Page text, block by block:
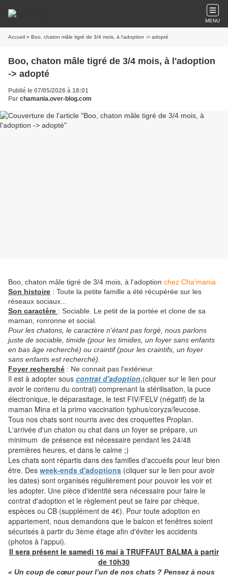
MENU
Accueil » Boo, chaton mâle tigré de 3/4 mois, à l'adoption -> adopté
Boo, chaton mâle tigré de 3/4 mois, à l'adoption
-> adopté
Publié le 07/05/2026 à 18:01
Par chamania.over-blog.com
Boo, chaton mâle tigré de 3/4 mois, à l'adoption chez Cha'mania
Son histoire : Toute la petite famille a été récupérée sur les
réseaux sociaux...
Son caractère : Sociable. Le petit de la portée et clone de sa
maman, ronronne et social.
Pour les chatons, le caractère n'étant pas forgé, nous parlons
juste de sociable, timide (pour les timides, un foyer sans enfants
en bas âge recherché) ou craintif (pour les craintifs, un foyer
sans enfants est recherché).
Foyer recherché : Ne connait pas l'extérieur.
Il est à adopter sous contrat d'adoption,(cliquer sur le lien pour
avoir le contenu du contrat) comprenant la stérilisation, la puce
électronique, le déparasitage, le test FIV/FELV (négatif) de la
maman Mina et la primo vaccination typhus/coryza/leucose.
Tous nos chats sont nourris avec des croquettes Proplan.
L'arrivée d'un chaton ou chat dans un foyer se prépare, un
minimum de présence est nécessaire pendant les 24/48
premières heures, et dans le calme ;)
Les chats sont répartis dans des familles d'accueils pour leur bien
être. Des week-ends d'adoptions (cliquer sur le lien pour avoir
les dates) sont organisés régulièrement pour pouvoir les voir et
les adopter. Une pièce d'identité sera nécessaire pour faire le
contrat d'adoption et le règlement peut se faire par chèque,
espèces ou CB (supplément de 4€). Pour toute adoption en
appartement, nous demandons que le balcon et fenêtres soient
sécurisés à partir du 3ème étage afin d'éviter les accidents
(photos à l'appui).
Il sera présent le samedi 16 mai à TRUFFAUT BALMA à partir
de 10h30
« Un coup de cœur pour l’un de nos chats ? Pensez à nous